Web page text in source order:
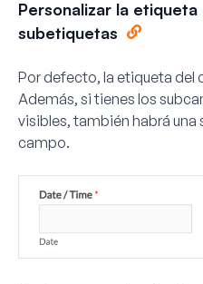
Personalizar la
subetiquetas
Por defecto, la etiqueta del
Además, si tienes los
visibles, también habrá
campo.